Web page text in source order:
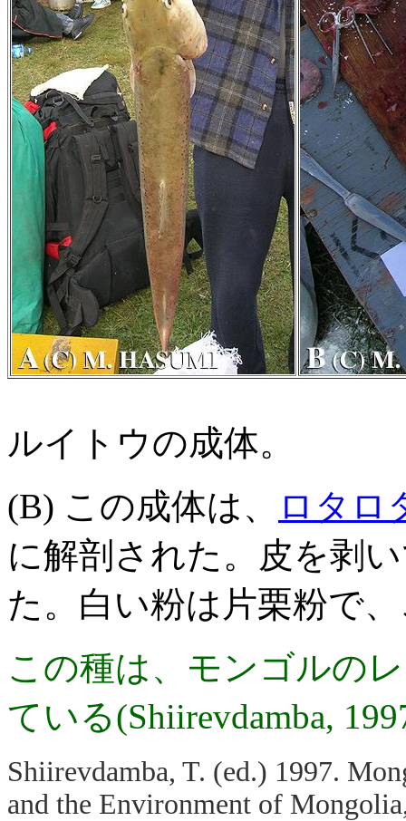
ルイトウの成体。
(B) この成体は、
ロタロ
に解剖された。皮を剥
た。白い粉は片栗粉で
この種は、モンゴルの
ている(Shiirevdamba,
Shiirevdamba, T. (ed.) 1997.
and the Environment of